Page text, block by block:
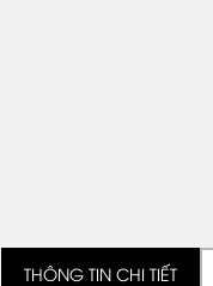
THÔNG TIN CHI TIẾT